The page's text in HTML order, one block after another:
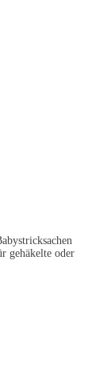
gehäkelte oder